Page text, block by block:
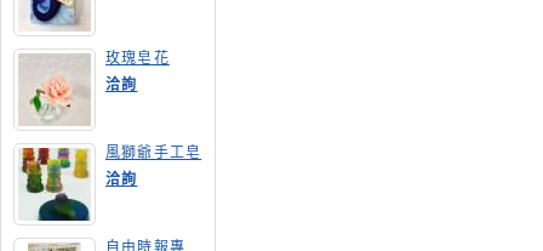
玫瑰皂花
洽詢
風獅爺手工皂
洽詢
自由時報專